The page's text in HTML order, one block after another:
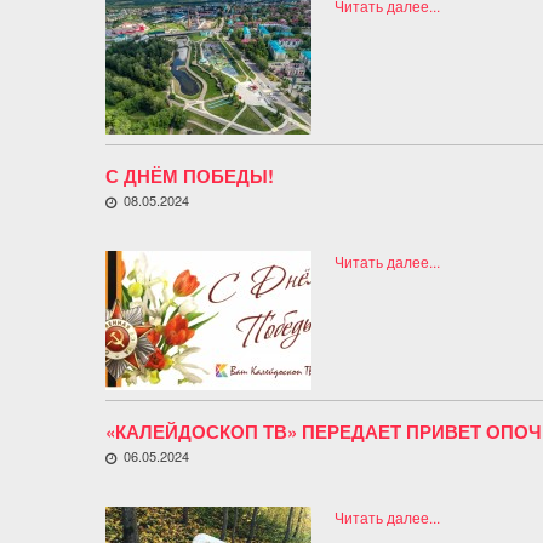
Читать далее...
С ДНЁМ ПОБЕДЫ!
08.05.2024
Читать далее...
«КАЛЕЙДОСКОП ТВ» ПЕРЕДАЕТ ПРИВЕТ
06.05.2024
Читать далее...